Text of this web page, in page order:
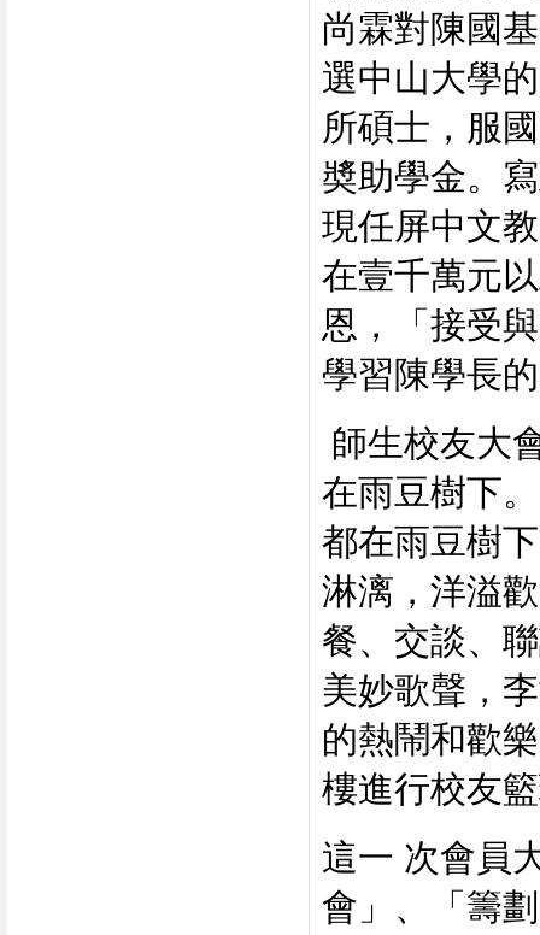
尚霖對陳國
選中山大學
所碩士，服
奬助學金。
現任屏中文
在壹千萬元
恩，「接受
學習陳學長
師生校友大
在雨豆樹下
都在雨豆樹
淋漓，洋溢
餐、交談、
美妙歌聲，
的熱鬧和歡
樓進行校友
這一 次會員
會」、「籌